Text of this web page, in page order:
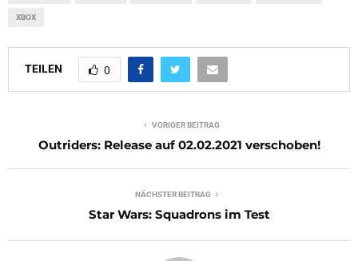
XBOX
TEILEN 0
VORIGER BEITRAG
Outriders: Release auf 02.02.2021 verschoben!
NÄCHSTER BEITRAG
Star Wars: Squadrons im Test